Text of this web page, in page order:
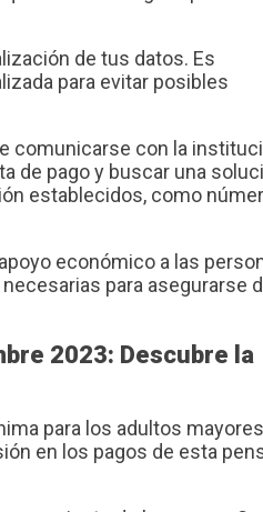
de tus datos. Es
para evitar posibles
comunicarse con la
de pago y buscar una
establecidos, como
económico a las
para asegurarse
2023: Descubre la
para los adultos
en los pagos de esta